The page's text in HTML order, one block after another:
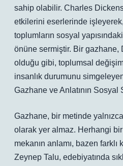
sahip olabilir. Charles
etkilerini eserlerinde
toplumların sosyal
önüne sermiştir. Bir gazhane,
olduğu gibi, toplumsal
insanlık durumunu
Gazhane ve Anlatının Sosyal
Gazhane, bir metinde
olarak yer almaz. Herhangi
mekanın anlamı, bazen farklı
Zeynep Talu, edebiyatında